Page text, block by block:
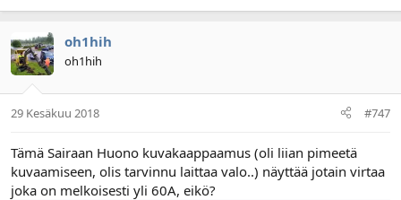
oh1hih
oh1hih
29 Kesäkuu 2018 #747
Tämä Sairaan Huono kuvakaappaamus (oli liian pimeetä
kuvaamiseen, olis tarvinnu laittaa valo..) näyttää jotain virtaa
joka on melkoisesti yli 60A, eikö?